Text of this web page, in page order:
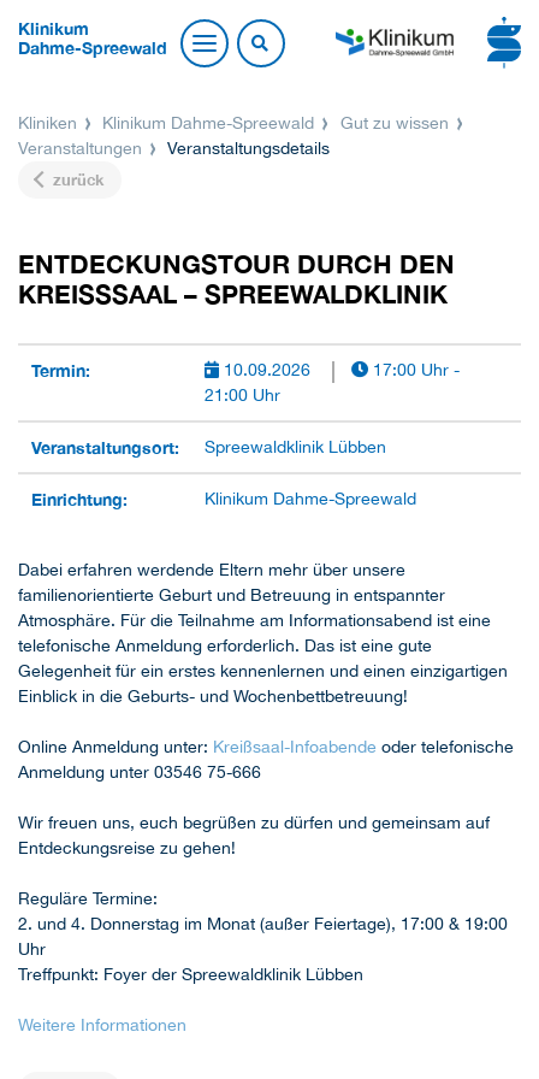
Klinikum
Dahme-Spreewald
Kliniken Klinikum Dahme-Spreewald
Gut zu wissen
Veranstaltungen
Veranstaltungsdetails
zurück
ENTDECKUNGSTOUR DURCH DEN
KREISSSAAL – SPREEWALDKLINIK
Termin: 10.09.2026
17:00 Uhr -
21:00 Uhr
Veranstaltungsort: Spreewaldklinik Lübben
Einrichtung: Klinikum Dahme-Spreewald
Dabei erfahren werdende Eltern mehr über unsere
familienorientierte Geburt und Betreuung in entspannter
Atmosphäre. Für die Teilnahme am Informationsabend ist eine
telefonische Anmeldung erforderlich. Das ist eine gute
Gelegenheit für ein erstes kennenlernen und einen einzigartigen
Einblick in die Geburts- und Wochenbettbetreuung!
Online Anmeldung unter: Kreißsaal-Infoabende oder telefonische
Anmeldung unter 03546 75-666
Wir freuen uns, euch begrüßen zu dürfen und gemeinsam auf
Entdeckungsreise zu gehen!
Reguläre Termine:
2. und 4. Donnerstag im Monat (außer Feiertage), 17:00 & 19:00
Uhr
Treffpunkt: Foyer der Spreewaldklinik Lübben
Weitere Informationen